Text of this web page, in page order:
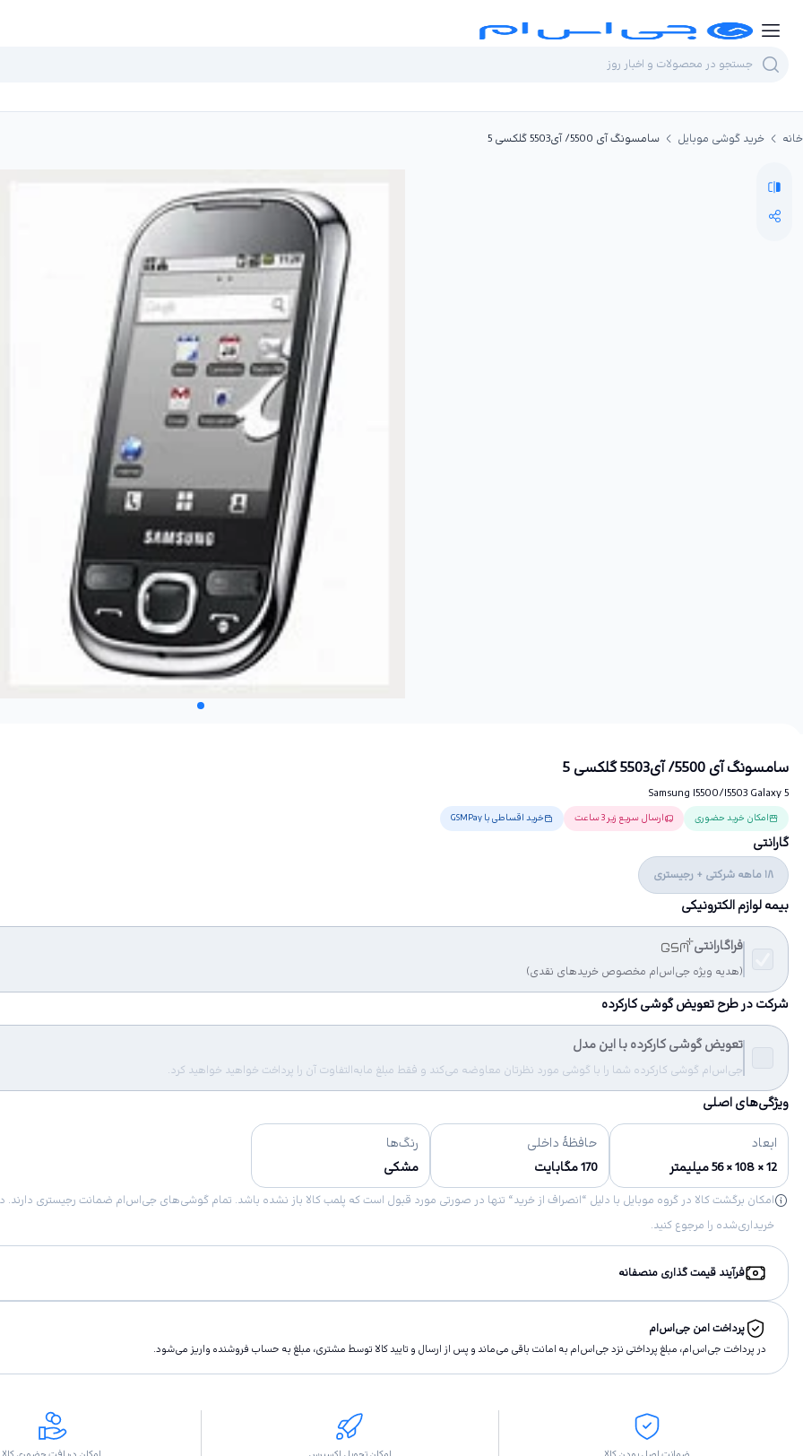
خانه خرید گوشی موبایل سامسونگ آی 5500/ آی5503 گلکسی 5
سامسونگ آی 5500/ آی5503 گلکسی 5
Samsung I5500/I5503 Galaxy 5
امکان خرید حضوری ارسال سریع زیر 3 ساعت خرید اقساطی با GSMPay
گارانتی
18 ماهه شرکتی + رجیستری
بیمه لوازم الکترونیکی
فراگارانتی
(هدیه ویژه جی‌اس‌ام مخصوص خریدهای نقدی)
شرکت در طرح تعویض گوشی کارکرده
تعویض گوشی کارکرده با این مدل
جی‌اس‌ام گوشی کارکرده شما را با گوشی مورد نظرتان معاوضه می‌کند و فقط مبلغ مابه‌التفاوت آن را پرداخت خواهید خواهید کرد.
ویژگی‌های اصلی
ابعاد
12 × 108 × 56 میلیمتر
حافظهٔ داخلی
170 مگابایت
رنگ‌ها
مشکی
خریداری‌شده را مرجوع کنید.
فرآیند قیمت گذاری منصفانه
پرداخت امن جی‌اس‌ام
در پرداخت جی‌اس‌ام، مبلغ پرداختى نزد جی‌اس‌ام به امانت باقى مى‌ماند و پس از ارسال و تاييد كالا توسط مشتری، مبلغ به حساب فروشنده واريز مى‌شود.